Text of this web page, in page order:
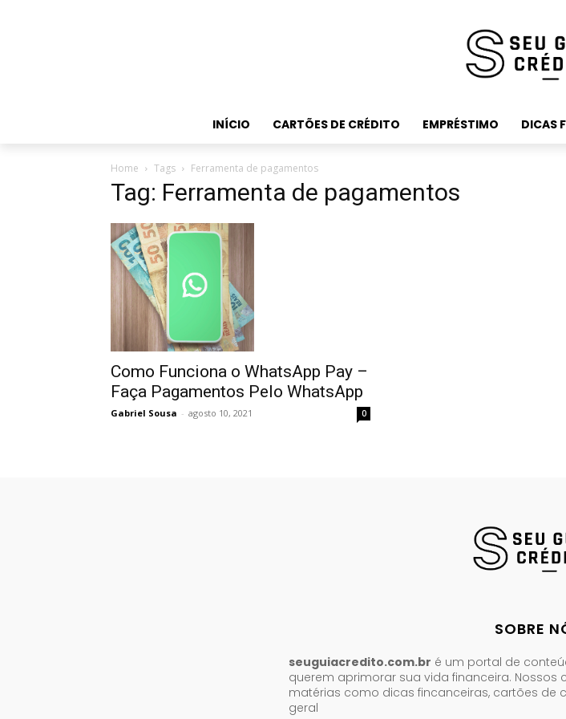
INÍCIO CARTÕES DE CRÉDITO EMPRÉSTIMO DICAS
Home Tags Ferramenta de pagamentos
Tag: Ferramenta de pagamentos
Como Funciona o WhatsApp Pay –
Faça Pagamentos Pelo WhatsApp
Gabriel Sousa - agosto 10, 2021 0
SOBRE
seuguiacredito.com.br é um portal de
querem aprimorar sua vida financeira.
matérias como dicas fincanceiras, cartões de
geral